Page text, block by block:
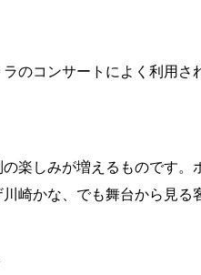
のコンサートによく利用さ
楽しみが増えるものです
崎かな、でも舞台から見